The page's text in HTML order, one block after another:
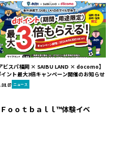
アビスパ福岡 × SAIBU LAND × docomo】
ント最大3倍キャンペーン開催のお知らせ
ニュース
ｏｏｔｂａｌｌ™体験イベ